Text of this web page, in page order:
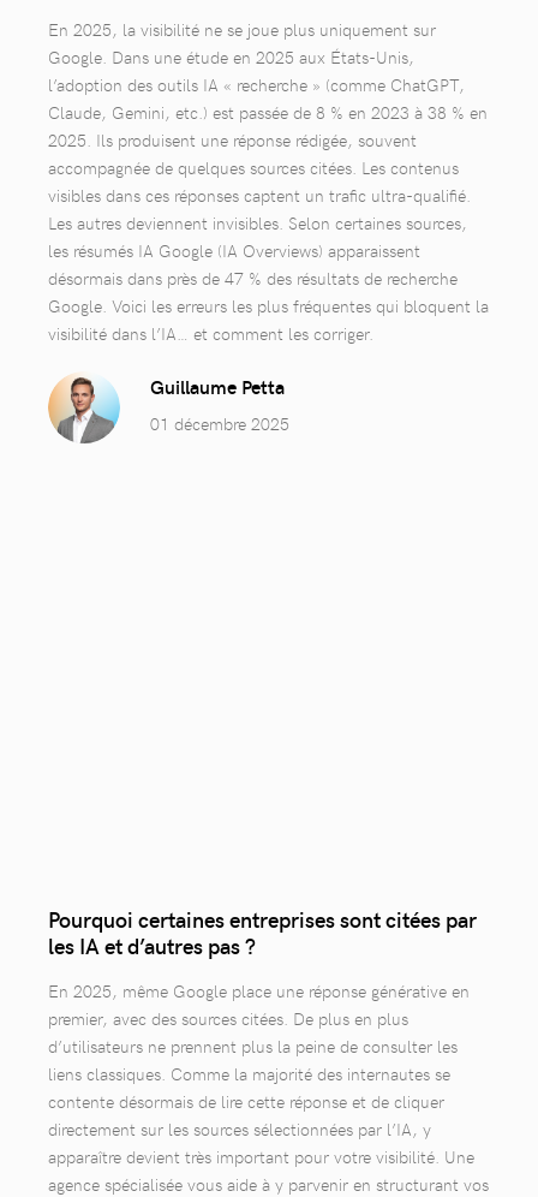
En 2025, la visibilité ne se joue plus uniquement sur
Google. Dans une étude en 2025 aux États-Unis,
l’adoption des outils IA « recherche » (comme ChatGPT,
Claude, Gemini, etc.) est passée de 8 % en 2023 à 38 % en
2025. Ils produisent une réponse rédigée, souvent
accompagnée de quelques sources citées. Les contenus
visibles dans ces réponses captent un trafic ultra-qualifié.
Les autres deviennent invisibles. Selon certaines sources,
les résumés IA Google (IA Overviews) apparaissent
désormais dans près de 47 % des résultats de recherche
Google. Voici les erreurs les plus fréquentes qui bloquent la
visibilité dans l’IA… et comment les corriger.
Guillaume Petta
01 décembre 2025
Pourquoi certaines entreprises sont citées par
les IA et d’autres pas ?
En 2025, même Google place une réponse générative en
premier, avec des sources citées. De plus en plus
d’utilisateurs ne prennent plus la peine de consulter les
liens classiques. Comme la majorité des internautes se
contente désormais de lire cette réponse et de cliquer
directement sur les sources sélectionnées par l’IA, y
apparaître devient très important pour votre visibilité. Une
agence spécialisée vous aide à y parvenir en structurant vos